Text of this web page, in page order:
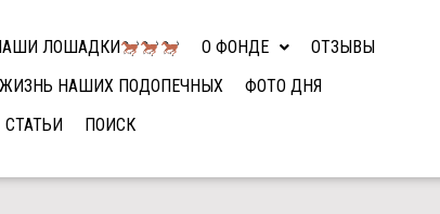
ЛОШАДКИ О ФОНДЕ
ОТЗЫВЫ
ЖИЗНЬ НАШИХ ПОДОПЕЧНЫХ
ФОТО ДНЯ
СТАТЬИ ПОИСК